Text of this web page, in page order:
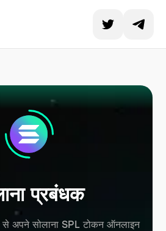
प्रबंधक
से अपने सोलाना SPL टोकन ऑनलाइन